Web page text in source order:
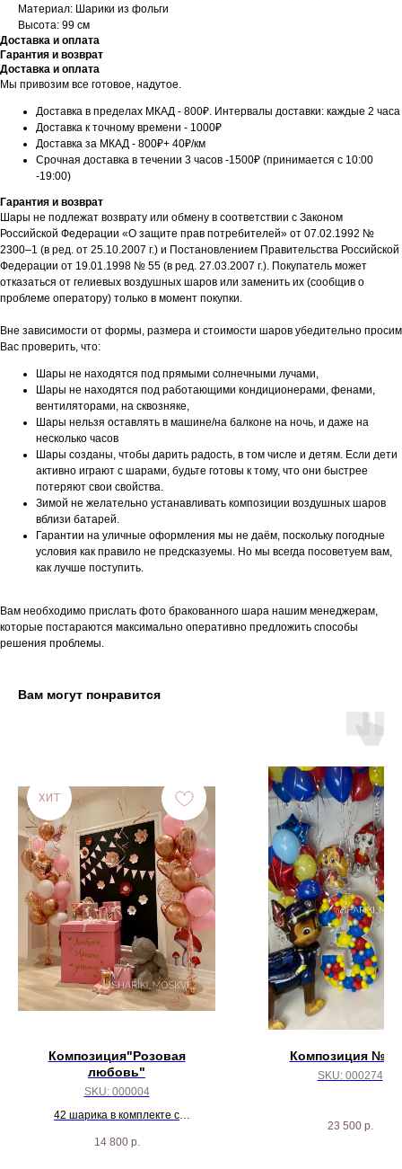
Материал: Шарики из фольги
Высота: 99 см
Доставка и оплата
Гарантия и возврат
Доставка и оплата
Мы привозим все готовое, надутое.
Доставка в пределах МКАД - 800₽. Интервалы доставки: каждые 2 часа
Доставка к точному времени - 1000₽
Доставка за МКАД - 800₽+ 40₽/км
Срочная доставка в течении 3 часов -1500₽ (принимается с 10:00
-19:00)
Гарантия и возврат
Шары не подлежат возврату или обмену в соответствии с Законом
Российской Федерации «О защите прав потребителей» от 07.02.1992 №
2300–1 (в ред. от 25.10.2007 г.) и Постановлением Правительства Российской
Федерации от 19.01.1998 № 55 (в ред. 27.03.2007 г.). Покупатель может
отказаться от гелиевых воздушных шаров или заменить их (сообщив о
проблеме оператору) только в момент покупки.
Вне зависимости от формы, размера и стоимости шаров убедительно просим
Вас проверить, что:
Шары не находятся под прямыми солнечными лучами,
Шары не находятся под работающими кондиционерами, фенами,
вентиляторами, на сквозняке,
Шары нельзя оставлять в машине/на балконе на ночь, и даже на
несколько часов
Шары созданы, чтобы дарить радость, в том числе и детям. Если дети
активно играют с шарами, будьте готовы к тому, что они быстрее
потеряют свои свойства.
Зимой не желательно устанавливать композиции воздушных шаров
вблизи батарей.
Гарантии на уличные оформления мы не даём, поскольку погодные
условия как правило не предсказуемы. Но мы всегда посоветуем вам,
как лучше поступить.
Вам необходимо прислать фото бракованного шара нашим менеджерам,
которые постараются максимально оперативно предложить способы
решения проблемы.
Вам могут понравится
ХИТ
Композиция"Розовая
любовь"
SKU: 000004
42 шарика в комплекте с
14 800 р.
Композиция №
SKU: 000274
23 500 р.